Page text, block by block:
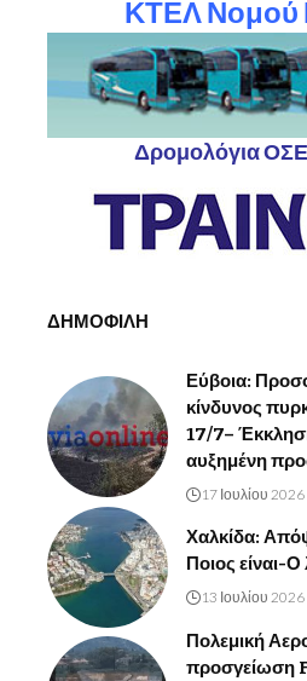
ΚΤΕΛ Νομού
Δρομολόγια
ΔΗΜΟΦΙΛΗ
Εύβοια:
κίνδυνος
17/7–
αυξημένη
17 Ιουλίου 2026
Χαλκίδα:
Ποιος είναι-Ο
13 Ιουλίου 2026
Πολεμική
προσγείωση